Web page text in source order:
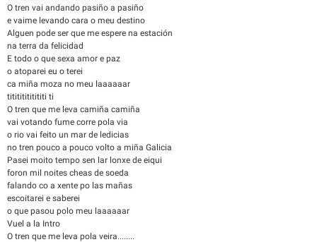
O tren vai andando pasiño a pasiño
e vaime levando cara o meu destino
Alguen pode ser que me espere na estación
na terra da felicidad
E todo o que sexa amor e paz
o atoparei eu o terei
ca miña moza no meu laaaaaar
titititititititi ti
O tren que me leva camiña camiña
vai votando fume corre pola via
o rio vai feito un mar de ledicias
no tren pouco a pouco volto a miña Galicia
Pasei moito tempo sen lar lonxe de eiqui
foron mil noites cheas de soeda
falando co a xente po las mañas
escoitarei e saberei
o que pasou polo meu laaaaaar
Vuel a la Intro
O tren que me leva pola veira........